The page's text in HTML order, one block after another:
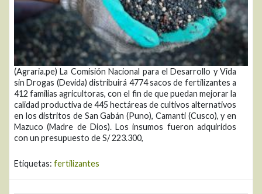
(Agraria.pe) La Comisión Nacional para el Desarrollo y Vida
sin Drogas (Devida) distribuirá 4774 sacos de fertilizantes a
412 familias agricultoras, con el fin de que puedan mejorar la
calidad productiva de 445 hectáreas de cultivos alternativos
en los distritos de San Gabán (Puno), Camanti (Cusco), y en
Mazuco (Madre de Dios). Los insumos fueron adquiridos
con un presupuesto de S/ 223.300,
Etiquetas: fertilizantes